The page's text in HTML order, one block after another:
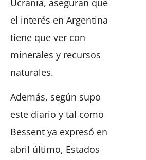
Ucrania, aseguran que
el interés en Argentina
tiene que ver con
minerales y recursos
naturales.
Además, según supo
este diario y tal como
Bessent ya expresó en
abril último, Estados